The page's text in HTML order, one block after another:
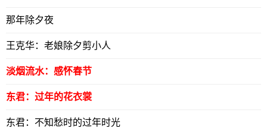
那年除夕夜
王克华：老娘除夕剪小人
淡烟流水：感怀春节
东君：过年的花衣裳
东君：不知愁时的过年时光